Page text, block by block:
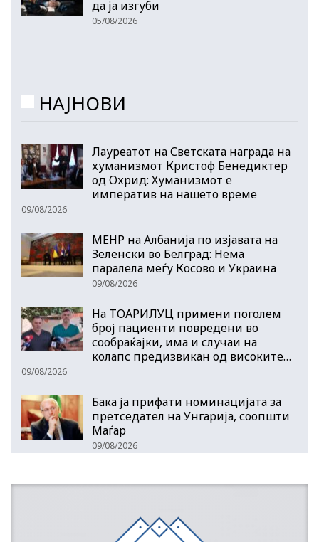
да ја изгуби
05/08/2026
НАЈНОВИ
Лауреатот на Светската награда на
хуманизмот Кристоф Бенедиктер
од Охрид: Хуманизмот е
императив на нашето време
09/08/2026
МЕНР на Албанија по изјавата на
Зеленски во Белград: Нема
паралела меѓу Косово и Украина
09/08/2026
На ТОАРИЛУЦ примени поголем
број пациенти повредени во
сообраќајки, има и случаи на
колапс предизвикан од високите…
09/08/2026
Бака ја прифати номинацијата за
претседател на Унгарија, соопшти
Маѓар
09/08/2026